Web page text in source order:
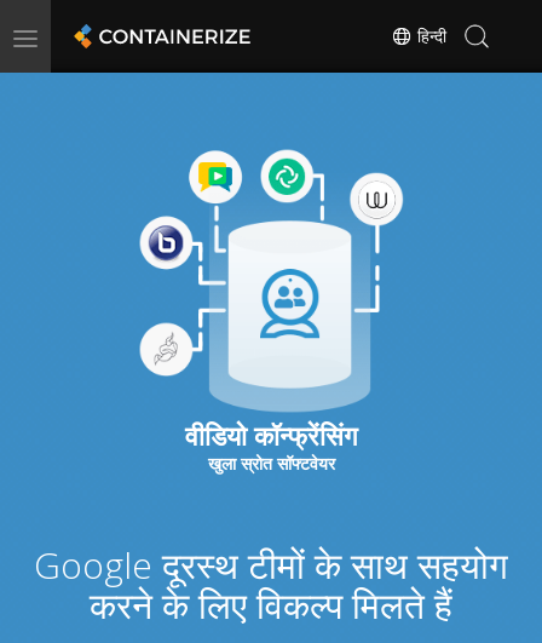
Toggle
हिन्दी
वीडियो कॉन्फ्रेंसिंग
खुला स्रोत सॉफ्टवेयर
Google दूरस्थ टीमों के साथ सहयोग
करने के लिए विकल्प मिलते हैं